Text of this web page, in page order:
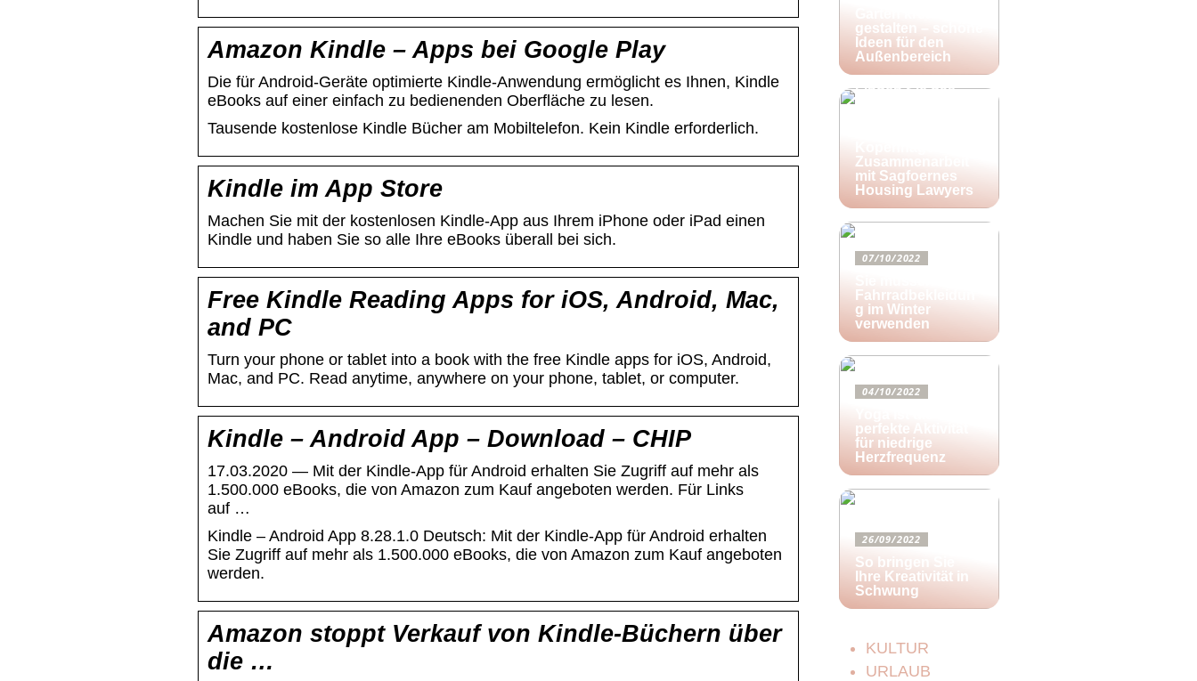
Amazon Kindle – Apps bei Google Play
Die für Android-Geräte optimierte Kindle-Anwendung ermöglicht es Ihnen, Kindle
eBooks auf einer einfach zu bedienenden Oberfläche zu lesen.
Tausende kostenlose Kindle Bücher am Mobiltelefon. Kein Kindle erforderlich.
Kindle im App Store
Machen Sie mit der kostenlosen Kindle-App aus Ihrem iPhone oder iPad einen
Kindle und haben Sie so alle Ihre eBooks überall bei sich.
Free Kindle Reading Apps for iOS, Android, Mac,
and PC
Turn your phone or tablet into a book with the free Kindle apps for iOS, Android,
Mac, and PC. Read anytime, anywhere on your phone, tablet, or computer.
Kindle – Android App – Download – CHIP
17.03.2020 — Mit der Kindle-App für Android erhalten Sie Zugriff auf mehr als
1.500.000 eBooks, die von Amazon zum Kauf angeboten werden. Für Links
auf …
Kindle – Android App 8.28.1.0 Deutsch: Mit der Kindle-App für Android erhalten
Sie Zugriff auf mehr als 1.500.000 eBooks, die von Amazon zum Kauf angeboten
werden.
Amazon stoppt Verkauf von Kindle-Büchern über
die …
gestalten – schöne
Ideen für den
Außenbereich
Finden Sie das
Zusammenarbeit
mit Sagfoernes
Housing Lawyers
07/10/2022
Fahrradbekleidun
g im Winter
verwenden
04/10/2022
perfekte Aktivität
für niedrige
Herzfrequenz
26/09/2022
So bringen Sie
Ihre Kreativität in
Schwung
KULTUR
URLAUB